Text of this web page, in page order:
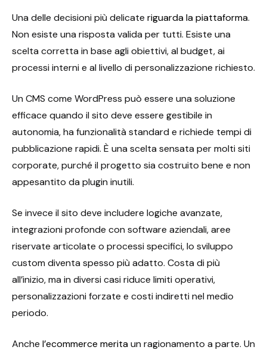
Una delle decisioni più delicate riguarda la piattaforma.
Non esiste una risposta valida per tutti. Esiste una
scelta corretta in base agli obiettivi, al budget, ai
processi interni e al livello di personalizzazione richiesto.
Un CMS come WordPress può essere una soluzione
efficace quando il sito deve essere gestibile in
autonomia, ha funzionalità standard e richiede tempi di
pubblicazione rapidi. È una scelta sensata per molti siti
corporate, purché il progetto sia costruito bene e non
appesantito da plugin inutili.
Se invece il sito deve includere logiche avanzate,
integrazioni profonde con software aziendali, aree
riservate articolate o processi specifici, lo sviluppo
custom diventa spesso più adatto. Costa di più
all’inizio, ma in diversi casi riduce limiti operativi,
personalizzazioni forzate e costi indiretti nel medio
periodo.
Anche l’ecommerce meritaun ragionamento a parte. Un